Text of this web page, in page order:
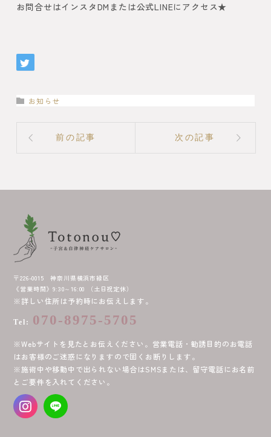
お問合せはインスタDMまたは公式LINEにアクセス★
お知らせ
前の記事 次の記事
〒226-0015 神奈川県横浜市緑区
《営業時間》9:30～16:00 （土日祝定休）
※詳しい住所は予約時にお伝えします。
Tel: 070-8975-5705
※Webサイトを見たとお伝えください。営業電話・勧誘目的のお電話
はお客様のご迷惑になりますので固くお断りします。
※施術中や移動中で出られない場合はSMSまたは、留守電話にお名前
とご要件を入れてください。